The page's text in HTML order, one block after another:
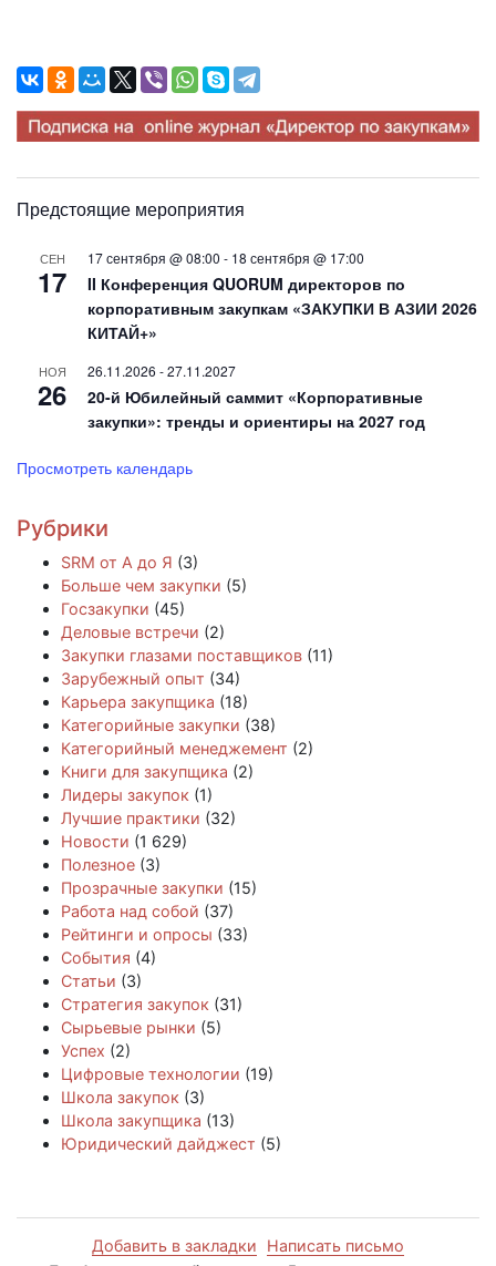
Предстоящие мероприятия
СЕН
17
17 сентября @ 08:00 - 18 сентября @ 17:00
II Конференция QUORUM директоров по
корпоративным закупкам «ЗАКУПКИ В АЗИИ 2026
КИТАЙ+»
НОЯ
26
26.11.2026 -27.11.2027
20-й Юбилейный саммит «Корпоративные
закупки»: тренды и ориентиры на 2027 год
Просмотреть календарь
Рубрики
SRM от А до Я (3)
Больше чем закупки (5)
Госзакупки (45)
Деловые встречи (2)
Закупки глазами поставщиков (11)
Зарубежный опыт (34)
Карьера закупщика (18)
Категорийные закупки (38)
Категорийный менеджемент (2)
Книги для закупщика (2)
Лидеры закупок (1)
Лучшие практики (32)
Новости (1 629)
Полезное (3)
Прозрачные закупки (15)
Работа над собой (37)
Рейтинги и опросы (33)
События (4)
Статьи (3)
Стратегия закупок (31)
Сырьевые рынки (5)
Успех (2)
Цифровые технологии (19)
Школа закупок (3)
Школа закупщика (13)
Юридический дайджест (5)
Добавить в закладки Написать письмо